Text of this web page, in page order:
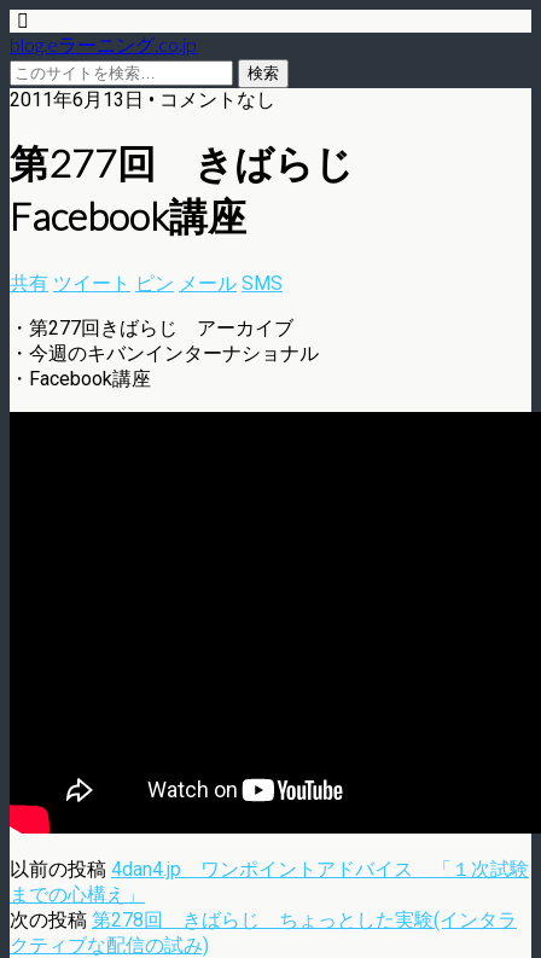
blog.eラーニング.co.jp
2011年6月13日 • コメントなし
第277回 きばらじ
Facebook講座
共有 ツイート ピン メール SMS
・第277回きばらじ アーカイブ
・今週のキバンインターナショナル
・Facebook講座
以前の投稿 4dan4.jp ワンポイントアドバイス 「１次試験
までの心構え」
次の投稿 第278回 きばらじ ちょっとした実験(インタラ
クティブな配信の試み)